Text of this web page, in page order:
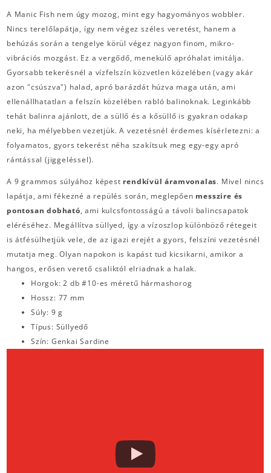
A Manic Fish nem úgy mozog, mint egy hagyományos wobbler.
Nincs terelőlapátja, így nem végez széles veretést, hanem a
behúzás során a tengelye körül végez nagyon finom, mikro-
vibrációs mozgást. Ez a vergődő, menekülő apróhalat imitálja.
Gyorsabb tekerésnél a vízfelszín közvetlen közelében (vagy akár
azon "csúszva") halad, apró barázdát húzva maga után, ami
ellenállhatatlan a felszín közelében rabló balinoknak. Leginkább
tehát balinra ajánlott, de a süllő és a kősüllő is gyakran odakap
neki, ha mélyebben vezetjük. A vezetésnél érdemes kísérletezni: a
folyamatos, gyors tekerést néha szakítsuk meg egy-egy apró
rántással (jiggeléssel).
A 9 grammos súlyához képest rendkívül áramvonalas. Mivel nincs
lapátja, ami fékezné a repülés során, meglepően messzire és
pontosan dobható, ami kulcsfontosságú a távoli balincsapatok
eléréséhez. Megállítva süllyed, így a vízoszlop különböző rétegeit
is átfésülhetjük vele, de az igazi erejét a gyors, felszíni vezetésnél
mutatja meg. Olyan napokon is kapást tud kicsikarni, amikor a
hangos, erősen verető csaliktól elriadnak a halak.
Horgok: 2 db #10-es méretű hármashorog
Hossz: 77 mm
Súly: 9 g
Típus: Süllyedő
Szín: Genkai Sardine